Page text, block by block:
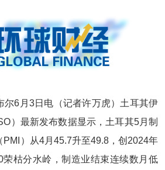
尔6月3日电（记者许万虎）土耳其伊
）最新发布数据显示，土耳其5月制
）从4月45.7升至49.8，创2024年
枯分水岭，制造业结束连续数月低